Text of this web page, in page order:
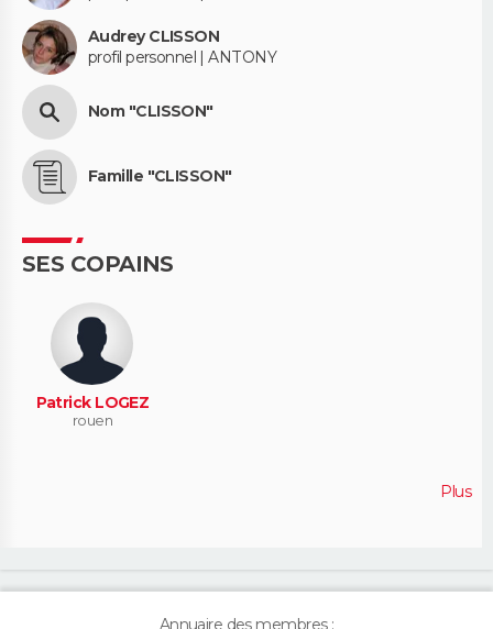
Audrey CLISSON
profil personnel | ANTONY
Nom "CLISSON"
Famille "CLISSON"
SES COPAINS
Patrick LOGEZ
rouen
Plus
Annuaire des membres :